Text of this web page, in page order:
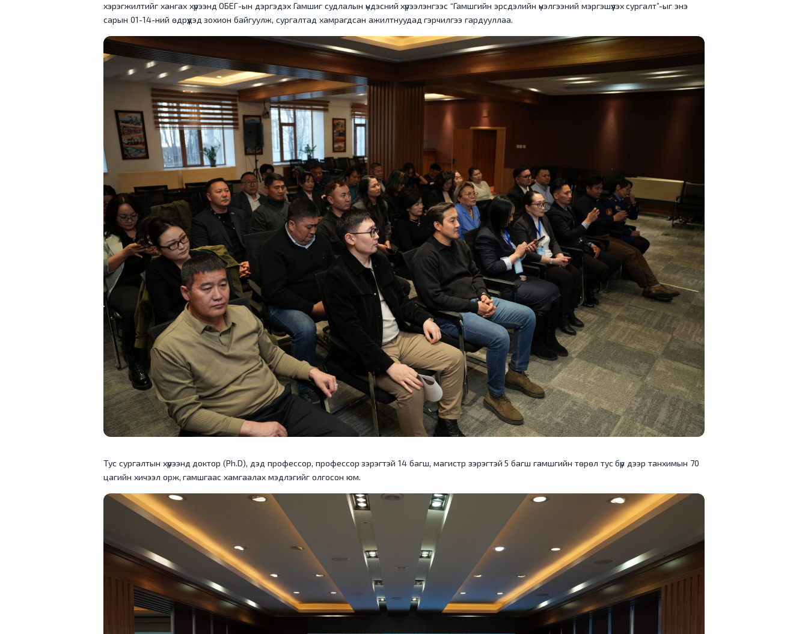
хэрэгжилтийг хангах хүрээнд ОБЕГ-ын дэргэдэх Гамшиг судлалын үндэсний хүрээлэнгээс “Гамшгийн эрсдэлийн үнэлгээний мэргэшүүлэх cургалт”-ыг энэ
сарын 01-14-ний өдрүүдэд зохион байгуулж, сургалтад хамрагдсан ажилтнуудад гэрчилгээ гардууллаа.
Тус сургалтын хүрээнд доктор (Ph.D), дэд профессор, профессор зэрэгтэй 14 багш, магистр зэрэгтэй 5 багш гамшгийн төрөл тус бүр дээр танхимын 70
цагийн хичээл орж, гамшгаас хамгаалах мэдлэгийг олгосон юм.